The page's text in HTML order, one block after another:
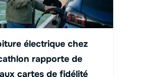
électrique chez
rapporte de
cartes de fidélité